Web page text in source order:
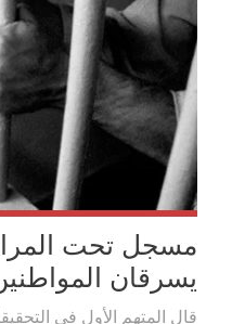
مسجل تحت
يسرقان
قال المتهم الأول في